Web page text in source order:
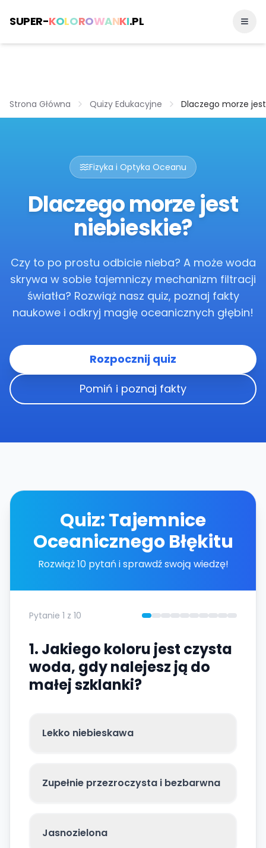
SUPER-KOLOROWANKI.PL
Strona Główna Quizy Edukacyjne Dlaczego morze
Fizyka i Optyka Oceanu
Dlaczego morze jest
niebieskie?
Czy to po prostu odbicie nieba? A może woda
skrywa w sobie tajemniczy mechanizm filtracji
światła? Rozwiąż nasz quiz, poznaj fakty
naukowe i odkryj magię oceanicznych głębin!
Rozpocznij quiz
Pomiń i poznaj fakty
Quiz: Tajemnice
Oceanicznego Błękitu
Rozwiąż 10 pytań i sprawdź swoją wiedzę!
Pytanie 1 z 10
1. Jakiego koloru jest czysta
woda, gdy nalejesz ją do
małej szklanki?
Lekko niebieskawa
Zupełnie przezroczysta i bezbarwna
Jasnozielona